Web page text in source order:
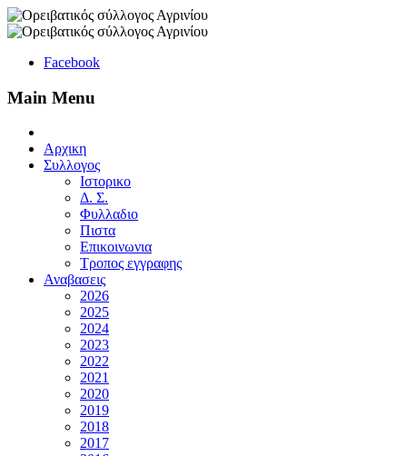
Facebook
Main Menu
Αρχικη
Συλλογος
Ιστορικο
Δ. Σ.
Φυλλαδιο
Πιστα
Επικοινωνια
Τροπος εγγραφης
Αναβασεις
2026
2025
2024
2023
2022
2021
2020
2019
2018
2017